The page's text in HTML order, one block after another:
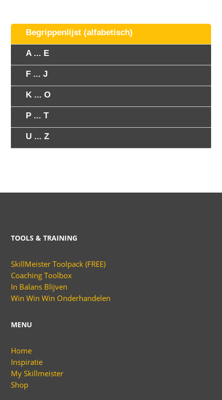
Begrippenlijst (alfabetisch)
A ... E
F ... J
K ... O
P ... T
U ... Z
TOOLS & TRAINING
SkillMeister Toolpack (FREE)
Coaching Toolbox
In Balans Blijven
Win Win Win Onderhandelen
MENU
Home
Inspiratie
My Skillmeister
Shop